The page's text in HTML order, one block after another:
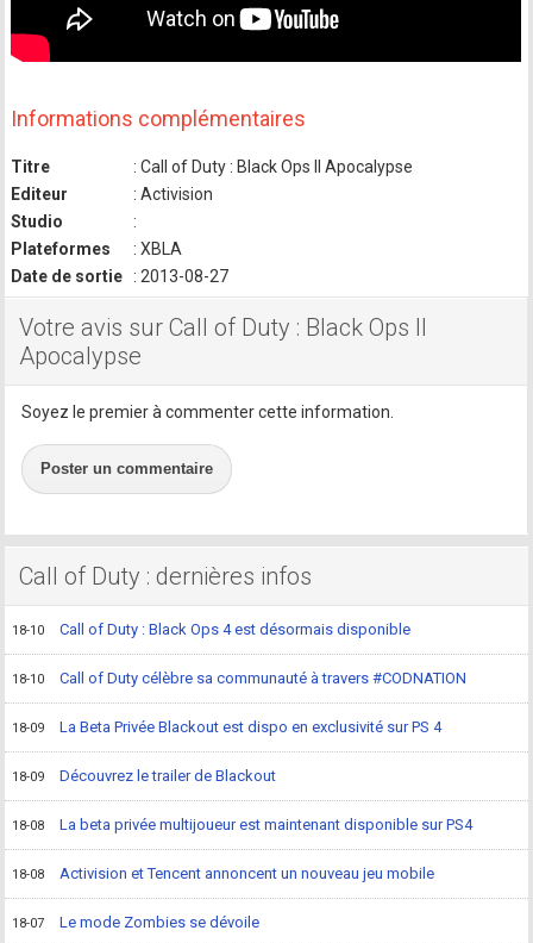
Informations complémentaires
Titre
: Call of Duty : Black Ops II Apocalypse
Editeur
: Activision
Studio
:
Plateformes
: XBLA
Date de sortie
: 2013-08-27
Votre avis sur Call of Duty : Black Ops II
Apocalypse
Soyez le premier à commenter cette information.
Poster un commentaire
Call of Duty : dernières infos
18-10 Call of Duty : Black Ops 4 est désormais disponible
18-10 Call of Duty célèbre sa communauté à travers #CODNATION
18-09 La Beta Privée Blackout est dispo en exclusivité sur PS 4
18-09 Découvrez le trailer de Blackout
18-08 La beta privée multijoueur est maintenant disponible sur PS4
18-08 Activision et Tencent annoncent un nouveau jeu mobile
18-07 Le mode Zombies se dévoile